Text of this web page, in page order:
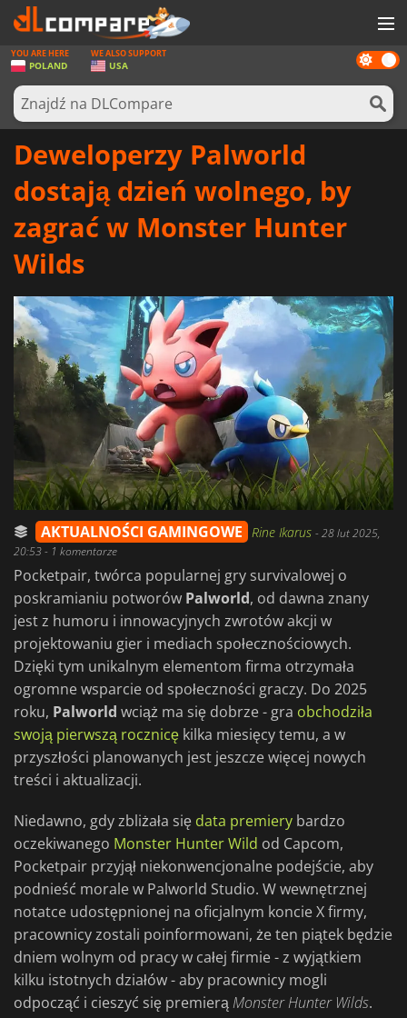
GRY
KARTY DO GIER
OPROGRAMOWANIE
SPRZĘT KOMPUTEROWY
AKTUALNOŚCI
Dark
mode
YOU ARE HERE
POLAND
WE ALSO SUPPORT
USA
Deweloperzy Palworld
dostają dzień wolnego, by
zagrać w Monster Hunter
Wilds
AKTUALNOŚCI GAMINGOWE Rine Ikarus -28 lut 2025,
20:53- 1 komentarze
Pocketpair, twórca popularnej gry survivalowej o
poskramianiu potworów Palworld, od dawna znany
jest z humoru i innowacyjnych zwrotów akcji w
projektowaniu gier i mediach społecznościowych.
Dzięki tym unikalnym elementom firma otrzymała
ogromne wsparcie od społeczności graczy. Do 2025
roku, Palworld wciąż ma się dobrze - gra obchodziła
swoją pierwszą rocznicę kilka miesięcy temu, a w
przyszłości planowanych jest jeszcze więcej nowych
treści i aktualizacji.
Niedawno, gdy zbliżała się data premiery bardzo
oczekiwanego Monster Hunter Wild od Capcom,
Pocketpair przyjął niekonwencjonalne podejście, aby
podnieść morale w Palworld Studio. W wewnętrznej
notatce udostępnionej na oficjalnym koncie X firmy,
pracownicy zostali poinformowani, że ten piątek będzie
dniem wolnym od pracy w całej firmie - z wyjątkiem
kilku istotnych działów - aby pracownicy mogli
odpocząć i cieszyć się premierąMonster Hunter Wilds.